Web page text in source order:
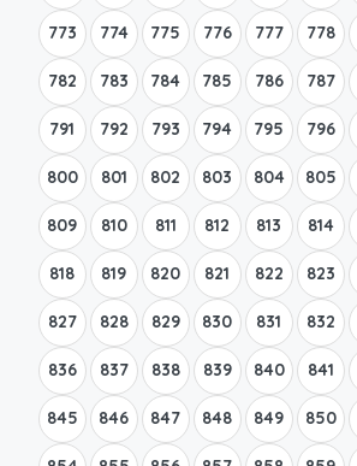
773 774 775 776 777 778
782 783 784 785 786 787
791 792 793 794 795 796
800 801 802 803 804 805
809 810 811 812 813 814
818 819 820 821 822 823
827 828 829 830 831 832
836 837 838 839 840 841
845 846 847 848 849 850